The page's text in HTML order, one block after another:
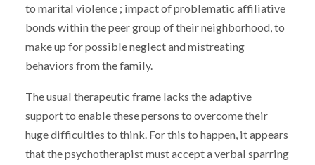
to marital violence ; impact of problematic affiliative
bonds within the peer group of their neighborhood, to
make up for possible neglect and mistreating
behaviors from the family.
The usual therapeutic frame lacks the adaptive
support to enable these persons to overcome their
huge difficulties to think. For this to happen, it appears
that the psychotherapist must accept a verbal sparring